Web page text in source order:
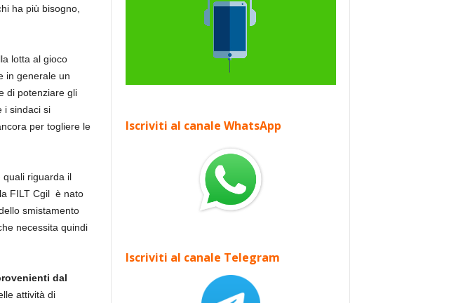
ha più bisogno,
lotta al gioco
in generale un
di potenziare gli
i sindaci si
per togliere le
quali riguarda il
FILT Cgil è nato
smistamento
necessita quindi
dal
attività di
Iscriviti al canale WhatsApp
Iscriviti al canale Telegram